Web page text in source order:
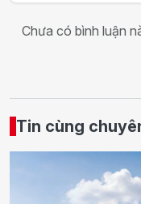
Chưa có bình luận
Tin cùng